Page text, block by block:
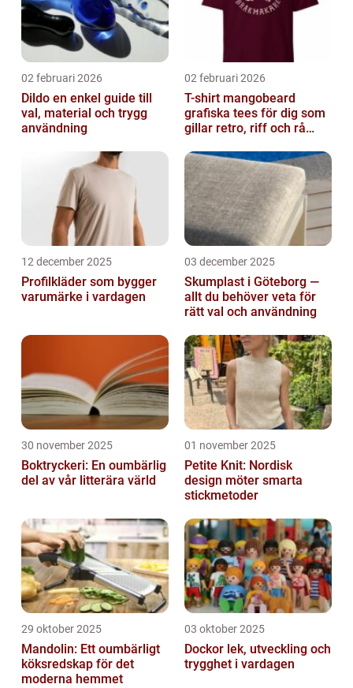
02 februari 2026
Dildo en enkel guide till
val, material och trygg
användning
02 februari 2026
T-shirt mangobeard
grafiska tees för dig som
gillar retro, riff och rå
12 december 2025
Profilkläder som bygger
varumärke i vardagen
03 december 2025
Skumplast i Göteborg —
allt du behöver veta för
rätt val och användning
30 november 2025
Boktryckeri: En oumbärlig
del av vår litterära värld
01 november 2025
Petite Knit: Nordisk
design möter smarta
stickmetoder
29 oktober 2025
Mandolin: Ett oumbärligt
köksredskap för det
moderna hemmet
03 oktober 2025
Dockor lek, utveckling och
trygghet i vardagen